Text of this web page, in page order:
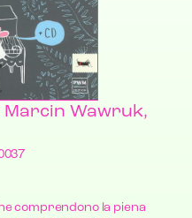
Marcin Wawruk,
comprendono la piena